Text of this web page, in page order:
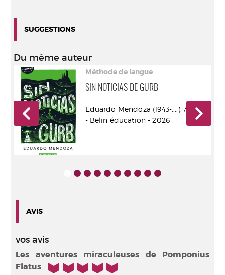
SUGGESTIONS
Du même auteur
Méthode de langue
SIN NOTICIAS DE GURB
Eduardo Mendoza (1943-....). Auteur
- Belin éducation - 2026
AVIS
vos avis
Les aventures miraculeuses de Pomponius
Flatus
5/5